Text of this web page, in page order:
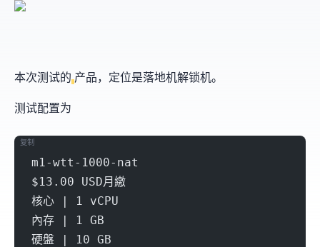
本次测试KazeCloud的 产品，定位是落地机解锁机。
测试配置为
m1-wtt-1000-nat
$13.00 USD月繳
核心 | 1 vCPU
內存 | 1 GB
硬盤 | 10 GB
复制